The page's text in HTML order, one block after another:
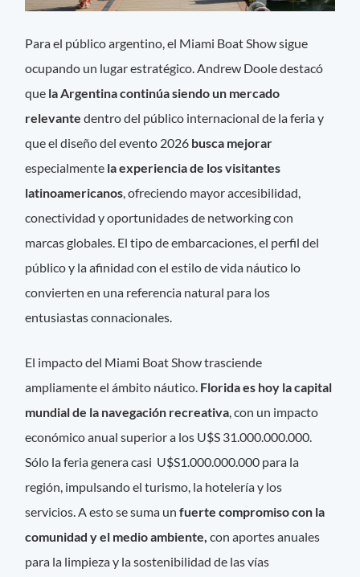
Para el público argentino, el Miami Boat Show sigue
ocupando un lugar estratégico. Andrew Doole destacó
que la Argentina continúa siendo un mercado
relevantedentro del público internacional de la feria y
que el diseño del evento 2026 busca mejorar
especialmente la experiencia de los visitantes
latinoamericanos, ofreciendo mayor accesibilidad,
conectividad y oportunidades de networking con
marcas globales. El tipo de embarcaciones, el perfil del
público y la afinidad con el estilo de vida náutico lo
convierten en una referencia natural para los
entusiastas connacionales.
El impacto del Miami Boat Show trasciende
ampliamente el ámbito náutico. Florida es hoy la capital
mundial de la navegación recreativa , con un impacto
económico anual superior a los U$S 31.000.000.000.
Sólo la feria genera casi U$S1.000.000.000 para la
región, impulsando el turismo, la hotelería y los
servicios. A esto se suma unfuerte compromiso con la
comunidad y el medio ambiente, con aportes anuales
para la limpieza y la sostenibilidad de las vías